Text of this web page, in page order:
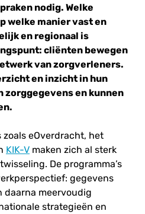
nodig. Welke
welke manier vast en
en regionaal is
cliënten bewegen
van zorgverleners.
en inzicht in hun
zorggegevens en kunnen
zoals eOverdracht, het
KIK-V maken zich al sterk
De programma’s
gegevens
daarna meervoudig
strategieën en